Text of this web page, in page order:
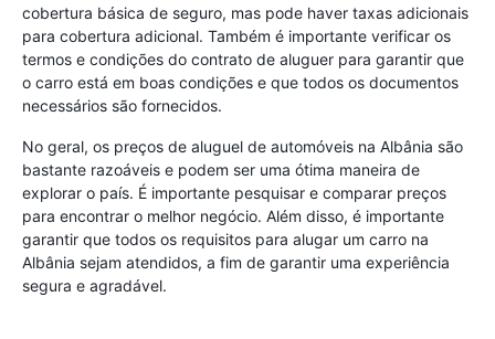
cobertura básica de seguro, mas pode haver taxas adicionais
para cobertura adicional. Também é importante verificar os
termos e condições do contrato de aluguer para garantir que
o carro está em boas condições e que todos os documentos
necessários são fornecidos.
No geral, os preços de aluguel de automóveis na Albânia são
bastante razoáveis e podem ser uma ótima maneira de
explorar o país. É importante pesquisar e comparar preços
para encontrar o melhor negócio. Além disso, é importante
garantir que todos os requisitos para alugar um carro na
Albânia sejam atendidos, a fim de garantir uma experiência
segura e agradável.